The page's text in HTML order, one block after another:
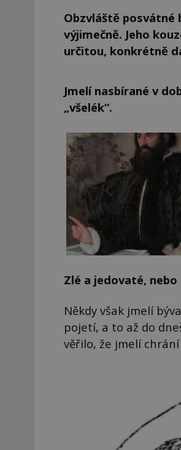
Obzvláště posvátné
výjimečně. Jeho
určitou, konkrétně
Jmelí nasbírané v
„všelék“.
Zlé a jedovaté,
Někdy však jmelí
pojetí, a to až do
věřilo, že jmelí